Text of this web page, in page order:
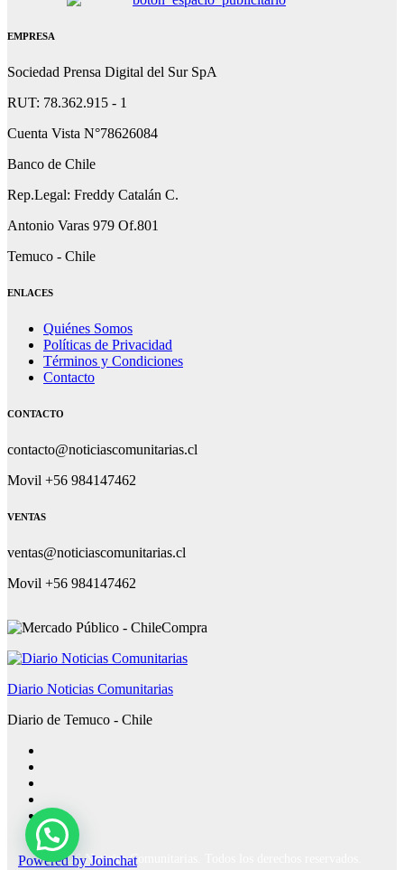
EMPRESA
Sociedad Prensa Digital del Sur SpA
RUT: 78.362.915 - 1
Cuenta Vista N°78626084
Banco de Chile
Rep.Legal: Freddy Catalán C.
Antonio Varas 979 Of.801
Temuco - Chile
ENLACES
Quiénes Somos
Políticas de Privacidad
Términos y Condiciones
Contacto
CONTACTO
contacto@noticiascomunitarias.cl
Movil +56 984147462
VENTAS
ventas@noticiascomunitarias.cl
Movil +56 984147462
Diario Noticias Comunitarias
Diario de Temuco - Chile
Powered by Joinchat